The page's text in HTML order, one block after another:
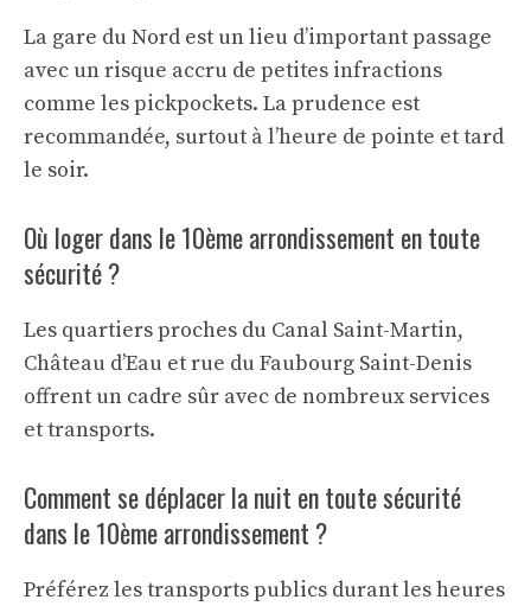
La gare du Nord est un lieu d’important passage
avec un risque accru de petites infractions
comme les pickpockets. La prudence est
recommandée, surtout à l’heure de pointe et tard
le soir.
Où loger dans le 10ème arrondissement en toute
sécurité ?
Les quartiers proches du Canal Saint-Martin,
Château d’Eau et rue du Faubourg Saint-Denis
offrent un cadre sûr avec de nombreux services
et transports.
Comment se déplacer la nuit en toute sécurité
dans le 10ème arrondissement ?
Préférez les transports publics durant les heures